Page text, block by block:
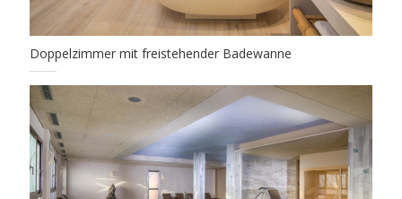
Doppelzimmer mit freistehender Badewanne